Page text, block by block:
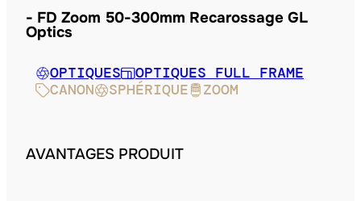
FD Zoom 50-300mm Recarossage GL
Optics
OPTIQUES
OPTIQUES FULL FRAME
CANON
SPHÉRIQUE ZOOM
AVANTAGES PRODUIT